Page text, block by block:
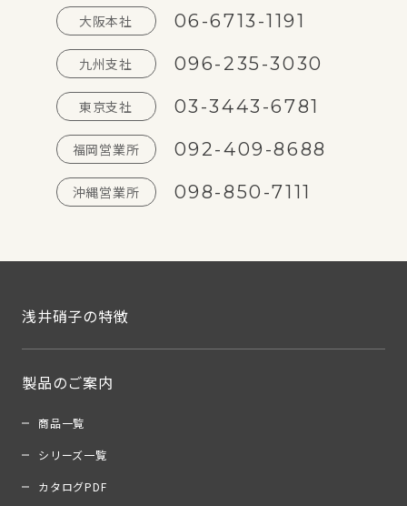
大阪本社 06-6713-1191
九州支社 096-235-3030
東京支社 03-3443-6781
福岡営業所 092-409-8688
沖縄営業所 098-850-7111
浅井硝子の特徴
製品のご案内
商品一覧
シリーズ一覧
カタログPDF